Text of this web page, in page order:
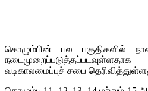
கொழும்பின் பல பகுதிகளில்
வடிகாலமைப்புச் சபை